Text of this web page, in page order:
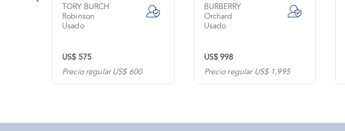
TORY BURCH
Robinson
Usado
US$ 575
Precio regular US$ 600
BURBERRY
Orchard
Usado
US$ 998
Precio regular US$ 1,995